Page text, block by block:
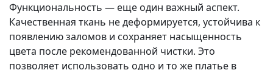
Функциональность — еще один важный аспект.
Качественная ткань не деформируется, устойчива к
появлению заломов и сохраняет насыщенность
цвета после рекомендованной чистки. Это
позволяет использовать одно и то же платье в